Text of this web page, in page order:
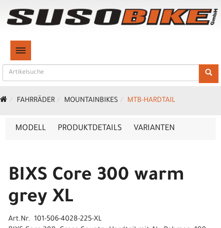
TOGGLE NAVIGATION
FAHRRÄDER MOUNTAINBIKES MTB-HARDTAIL
MODELL PRODUKTDETAILS VARIANTEN
BIXS Core 300 warm
grey XL
Art.Nr. 101-506-4028-225-XL